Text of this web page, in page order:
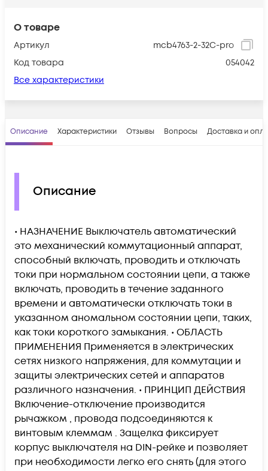
О товаре
Артикул
mcb4763-2-32C-pro
Код товара
054042
Все характеристики
Описание Характеристики Отзывы Вопросы Доставка и
Описание
• НАЗНАЧЕНИЕ Выключатель автоматический
это механический коммутационный аппарат,
способный включать, проводить и отключать
токи при нормальном состоянии цепи, а также
включать, проводить в течение заданного
времени и автоматически отключать токи в
указанном аномальном состоянии цепи, таких,
как токи короткого замыкания. • ОБЛАСТЬ
ПРИМЕНЕНИЯ Применяется в электрических
сетях низкого напряжения, для коммутации и
защиты электрических сетей и аппаратов
различного назначения. • ПРИНЦИП ДЕЙСТВИЯ
Включение-отключение производится
рычажком , провода подсоединяются к
винтовым клеммам . Защелка фиксирует
корпус выключателя на DIN-рейке и позволяет
при необходимости легко его снять (для этого